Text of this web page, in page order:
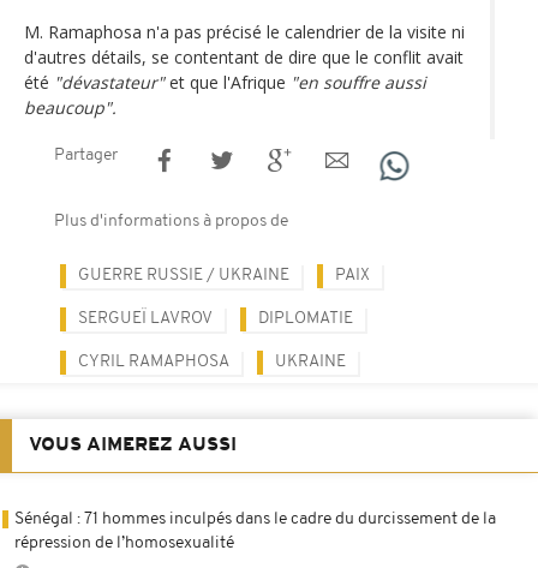
M. Ramaphosa n'a pas précisé le calendrier de la visite ni
d'autres détails, se contentant de dire que le conflit avait
été "dévastateur"et que l'Afrique "en souffre aussi
beaucoup".
Partager
Plus d'informations à propos de
GUERRE RUSSIE / UKRAINE PAIX
SERGUEÏ LAVROV DIPLOMATIE
CYRIL RAMAPHOSA UKRAINE
VOUS AIMEREZ AUSSI
Sénégal : 71 hommes inculpés dans le cadre du durcissement de la
répression de l’homosexualité